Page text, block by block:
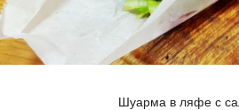
Шуарма в ляфе с